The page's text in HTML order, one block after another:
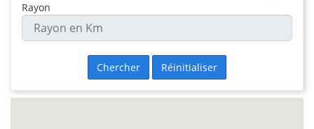
Rayon
Chercher Réinitialiser